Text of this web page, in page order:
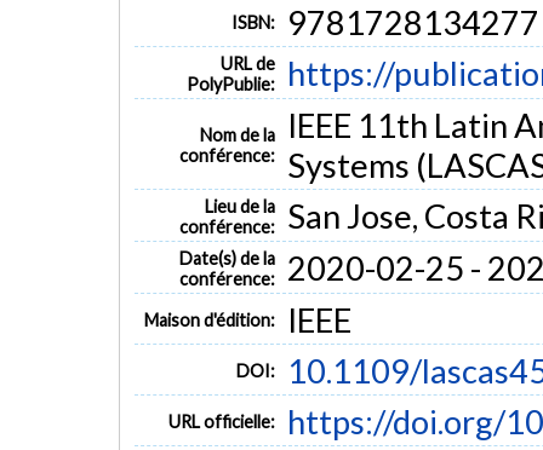
ISBN: 9781728134277
URL de
PolyPublie:
https://
Nom de la
conférence:
IEEE 11th Latin
Systems
Lieu de la
conférence:
San Jose, Costa
Date(s) de la
conférence:
2020-02-25 -
Maison d'édition: IEEE
DOI: 10.1109/
URL officielle: https://doi.org/